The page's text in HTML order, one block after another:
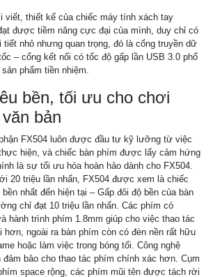
viết, thiết kế của chiếc máy tính xách tay
được tiềm năng cực đại của mình, duy chỉ có
tiết nhỏ nhưng quan trọng, đó là cổng truyền dữ
– cổng kết nối có tốc độ gấp lần USB 3.0 phổ
phẩm tiền nhiệm.
bền, tối ưu cho chơi
bản
FX504 luôn được đầu tư kỹ lưỡng từ việc
hiện, và chiếc bàn phím được lấy cảm hứng
là sự tối ưu hóa hoàn hảo dành cho FX504.
20 triệu lần nhấn, FX504 được xem là chiếc
nhất đến hiện tại – Gấp đôi độ bền của bàn
chỉ đạt 10 triệu lần nhấn. Các phím có
hành trình phím 1.8mm giúp cho việc thao tác
hơn, ngoài ra bàn phím còn có đèn nền rất hữu
hoặc làm việc trong bóng tối. Công nghệ
đảm bảo cho thao tác phím chính xác hơn. Cụm
space rộng, các phím mũi tên được tách rời